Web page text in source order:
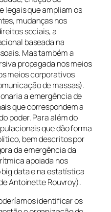
legais que ampliam os
mudanças nos
sociais, a
baseada na
Mas também a
propagada nos meios
meios corporativos
de massas).
a emergência de
que correspondem a
poder. Para além do
que dão forma
bem descritos por
da emergência da
apoiada nos
data e na estatística
Antoinette Rouvroy).
identificar os